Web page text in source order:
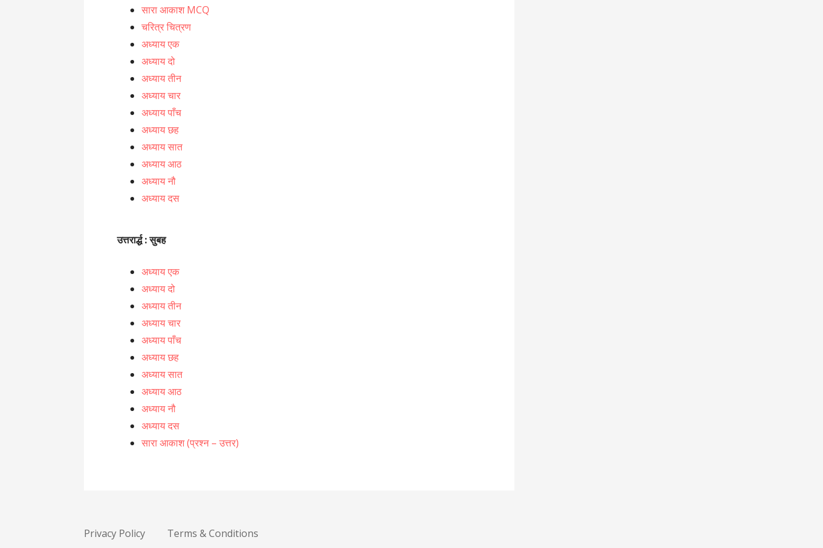
सारा आकाश MCQ
चरित्र चित्रण
अध्याय एक
अध्याय दो
अध्याय तीन
अध्याय चार
अध्याय पाँच
अध्याय छह
अध्याय सात
अध्याय आठ
अध्याय नौ
अध्याय दस
उत्तरार्द्ध : सुबह
अध्याय एक
अध्याय दो
अध्याय तीन
अध्याय चार
अध्याय पाँच
अध्याय छह
अध्याय सात
अध्याय आठ
अध्याय नौ
अध्याय दस
सारा आकाश (प्रश्न – उत्तर)
Privacy Policy Terms & Conditions